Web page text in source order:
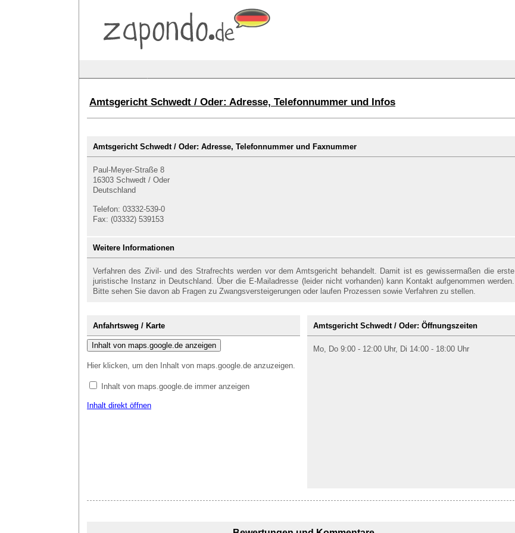
Amtsgericht Schwedt / Oder: Adresse, Telefonnummer und Infos
Amtsgericht Schwedt / Oder: Adresse, Telefonnummer und Faxnummer
Paul-Meyer-Straße 8
16303 Schwedt / Oder
Deutschland
Telefon: 03332-539-0
Fax: (03332) 539153
Weitere Informationen
Verfahren des Zivil- und des Strafrechts werden vor dem Amtsgericht behandelt. Damit ist es gewissermaßen die erste
juristische Instanz in Deutschland. Über die E-Mailadresse (leider nicht vorhanden) kann Kontakt aufgenommen werden.
Bitte sehen Sie davon ab Fragen zu Zwangsversteigerungen oder laufen Prozessen sowie Verfahren zu stellen.
Anfahrtsweg / Karte
Inhalt von maps.google.de anzeigen
Hier klicken, um den Inhalt von maps.google.de anzuzeigen.
Inhalt von maps.google.de immer anzeigen
Inhalt direkt öffnen
Amtsgericht Schwedt / Oder: Öffnungszeiten
Mo, Do 9:00 - 12:00 Uhr, Di 14:00 - 18:00 Uhr